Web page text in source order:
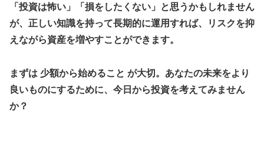
「投資は怖い」「損をしたくない」と思うかもしれません
が、正しい知識を持って長期的に運用すれば、リスクを抑
えながら資産を増やすことができます。
まずは 少額から始めること が大切。あなたの未来をより
良いものにするために、今日から投資を考えてみません
か？